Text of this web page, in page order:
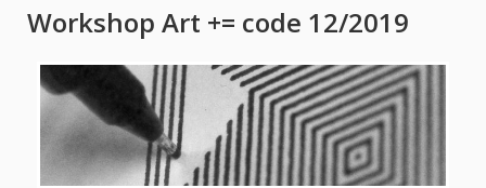
Workshop Art += code 12/2019